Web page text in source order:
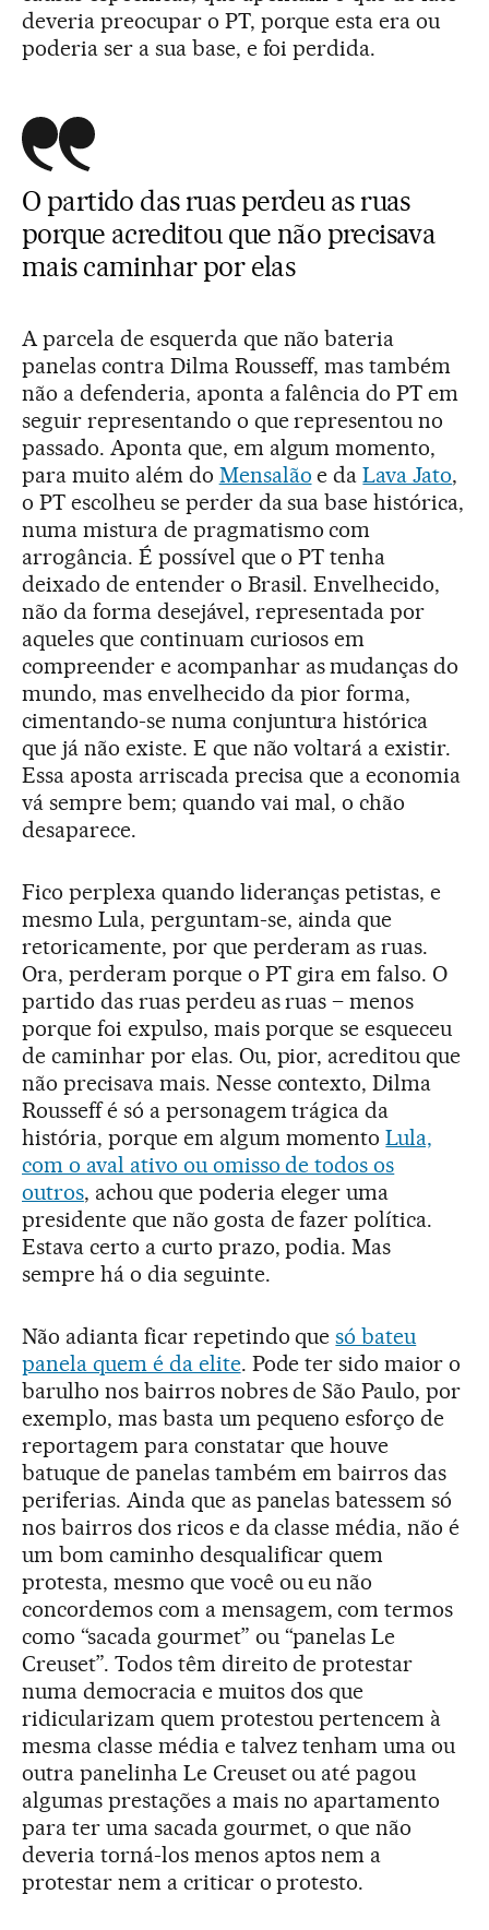
deveria preocupar o PT, porque esta era ou
poderia ser a sua base, e foi perdida.
O partido das ruas perdeu as ruas
porque acreditou que não precisava
mais caminhar por elas
A parcela de esquerda que não bateria
panelas contra Dilma Rousseff, mas também
não a defenderia, aponta a falência do PT em
seguir representando o que representou no
passado. Aponta que, em algum momento,
para muito além do Mensalão e daLava Jato,
o PT escolheu se perder da sua base histórica,
numa mistura de pragmatismo com
arrogância. É possível que o PT tenha
deixado de entender o Brasil. Envelhecido,
não da forma desejável, representada por
aqueles que continuam curiosos em
compreender e acompanhar as mudanças do
mundo, mas envelhecido da pior forma,
cimentando-se numa conjuntura histórica
que já não existe. E que não voltará a existir.
Essa aposta arriscada precisa que a economia
vá sempre bem; quando vai mal, o chão
desaparece.
Fico perplexa quando lideranças petistas, e
mesmo Lula, perguntam-se, ainda que
retoricamente, por que perderam as ruas.
Ora, perderam porque o PT gira em falso. O
partido das ruas perdeu as ruas – menos
porque foi expulso, mais porque se esqueceu
de caminhar por elas. Ou, pior, acreditou que
não precisava mais. Nesse contexto, Dilma
Rousseff é só a personagem trágica da
história, porque em algum momentoLula,
com o aval ativo ou omisso de todos os
outros, achou que poderia eleger uma
presidente que não gosta de fazer política.
Estava certo a curto prazo, podia. Mas
sempre há o dia seguinte.
Não adianta ficar repetindo quesó bateu
panela quem é da elite. Pode ter sido maior o
barulho nos bairros nobres de São Paulo, por
exemplo, mas basta um pequeno esforço de
reportagem para constatar que houve
batuque de panelas também em bairros das
periferias. Ainda que as panelas batessem só
nos bairros dos ricos e da classe média, não é
um bom caminho desqualificar quem
protesta, mesmo que você ou eu não
concordemos com a mensagem, com termos
como “sacada gourmet” ou “panelas Le
Creuset”. Todos têm direito de protestar
numa democracia e muitos dos que
ridicularizam quem protestou pertencem à
mesma classe média e talvez tenham uma ou
outra panelinha Le Creuset ou até pagou
algumas prestações a mais no apartamento
para ter uma sacada gourmet, o que não
deveria torná-los menos aptos nem a
protestar nem a criticar o protesto.